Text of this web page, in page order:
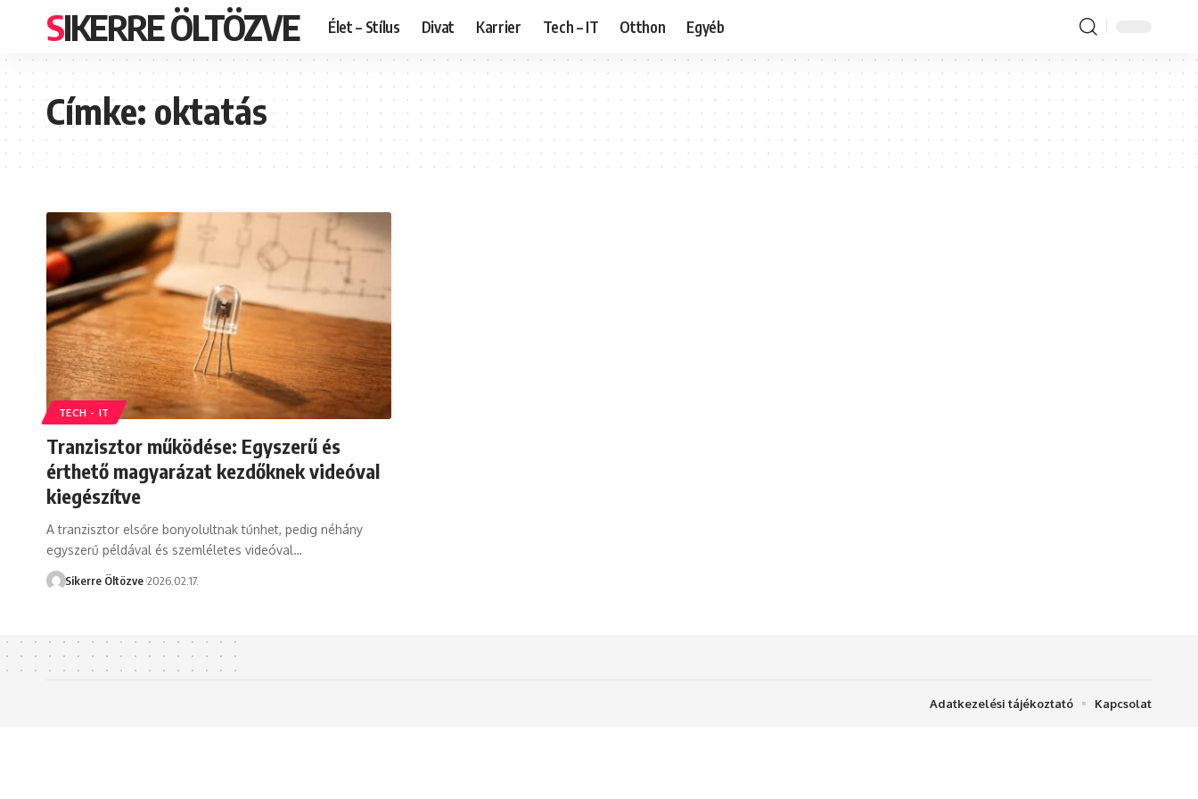
SIKERRE ÖLTÖZVE Élet – Stílus Divat Karrier Tech – IT Otthon Egyéb
Címke:oktatás
TECH - IT
Tranzisztor működése: Egyszerű és
érthető magyarázat kezdőknek videóval
kiegészítve
A tranzisztor elsőre bonyolultnak tűnhet, pedig néhány
egyszerű példával és szemléletes videóval…
Sikerre Öltözve 2026.02.17.
Adatkezelési tájékoztató Kapcsolat